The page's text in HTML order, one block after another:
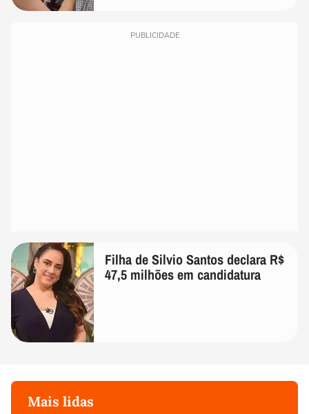
PUBLICIDADE
Filha de Silvio Santos declara R$
47,5 milhões em candidatura
Mais lidas